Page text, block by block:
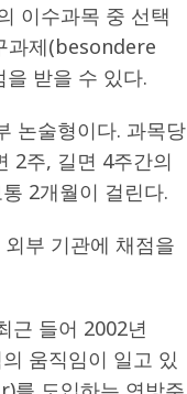
이수과목 중 선택
과제(besondere
받을 수 있다.
논술형이다. 과목당
2주, 길면 4주간의
2개월이 걸린다.
부 기관에 채점을
근 들어 2002년
움직임이 일고 있